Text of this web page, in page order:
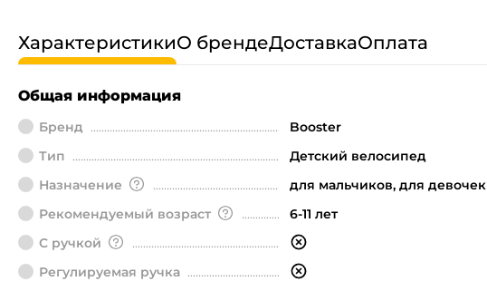
ХарактеристикиО брендеДоставкаОплата
Общая информация
Бренд
Booster
Тип
Детский велосипед
Назначение
для мальчиков, для девочек
Рекомендуемый возраст
6-11 лет
С ручкой
Регулируемая ручка